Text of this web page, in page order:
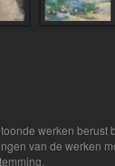
werken berust
van de werken